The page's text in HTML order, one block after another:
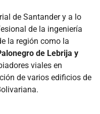
de Santander y a lo
de la ingeniería
la región como la
de Lebrija y
viales en
de varios edificios de